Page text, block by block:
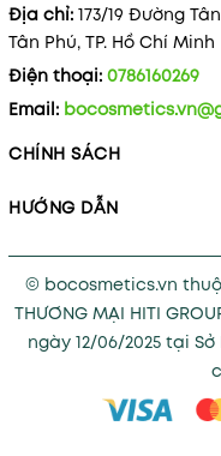
Địa chỉ: 173/19 Đường
Tân Phú, TP. Hồ Chí Minh
Điện thoại: 0786160269
Email:
CHÍNH SÁCH
HƯỚNG DẪN
© bocosmetics.vn
THƯƠNG MẠI HITI
ngày 12/06/2025 tại